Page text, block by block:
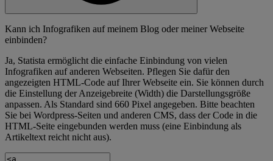
Kann ich Infografiken auf meinem Blog oder meiner Webseite
einbinden?
Ja, Statista ermöglicht die einfache Einbindung von vielen
Infografiken auf anderen Webseiten. Pflegen Sie dafür den
angezeigten HTML-Code auf Ihrer Webseite ein. Sie können durch
die Einstellung der Anzeigebreite (Width) die Darstellungsgröße
anpassen. Als Standard sind 660 Pixel angegeben. Bitte beachten
Sie bei Wordpress-Seiten und anderen CMS, dass der Code in die
HTML-Seite eingebunden werden muss (eine Einbindung als
Artikeltext reicht nicht aus).